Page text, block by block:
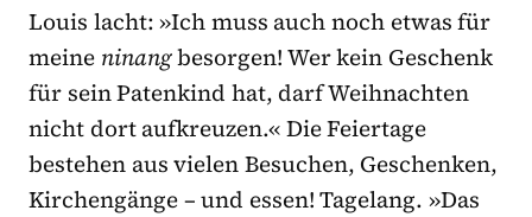
Louis lacht: »Ich muss auch noch etwas für
meine ninangbesorgen! Wer kein Geschenk
für sein Patenkind hat, darf Weihnachten
nicht dort aufkreuzen.« Die Feiertage
bestehen aus vielen Besuchen, Geschenken,
Kirchengänge – und essen! Tagelang. »Das